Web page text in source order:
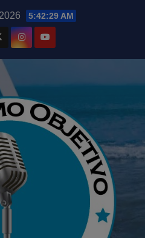
5:42:31 AM
modal-check